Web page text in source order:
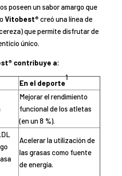
poseen un sabor amargo que
Vitobest® creó una línea de
que permite disfrutar de
único.
contribuye a:
En el deporte
1
Mejorar el rendimiento
funcional de los atletas
(en un 8 %).
Acelerar la utilización de
las grasas como fuente
de energía.